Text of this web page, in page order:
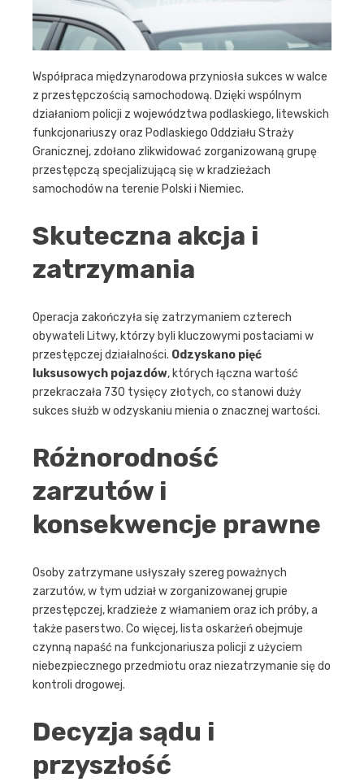
Współpraca międzynarodowa przyniosła sukces w walce
z przestępczością samochodową. Dzięki wspólnym
działaniom policji z województwa podlaskiego, litewskich
funkcjonariuszy oraz Podlaskiego Oddziału Straży
Granicznej, zdołano zlikwidować zorganizowaną grupę
przestępczą specjalizującą się w kradzieżach
samochodów na terenie Polski i Niemiec.
Skuteczna akcja i
zatrzymania
Operacja zakończyła się zatrzymaniem czterech
obywateli Litwy, którzy byli kluczowymi postaciami w
przestępczej działalności. Odzyskano pięć
luksusowych pojazdów, których łączna wartość
przekraczała 730 tysięcy złotych, co stanowi duży
sukces służb w odzyskaniu mienia o znacznej wartości.
Różnorodność
zarzutów i
konsekwencje prawne
Osoby zatrzymane usłyszały szereg poważnych
zarzutów, w tym udział w zorganizowanej grupie
przestępczej, kradzieże z włamaniem oraz ich próby, a
także paserstwo. Co więcej, lista oskarżeń obejmuje
czynną napaść na funkcjonariusza policji z użyciem
niebezpiecznego przedmiotu oraz niezatrzymanie się do
kontroli drogowej.
Decyzja sądu i
przyszłość